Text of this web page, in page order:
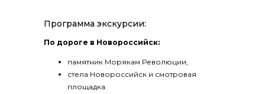
Программа экскурсии:
По дороге в Новороссийск:
памятник Морякам Революции,
стела Новороссийск и смотровая
площадка.